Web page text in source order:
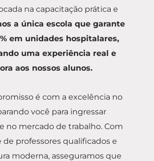
na capacitação prática e
a única escola que garante
em unidades hospitalares,
uma experiência real e
aos nossos alunos.
é com a excelência no
você para ingressar
no mercado de trabalho. Com
professores qualificados e
moderna, asseguramos que